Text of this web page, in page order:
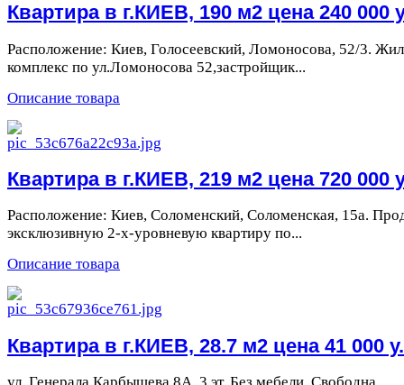
Квартира в г.КИЕВ, 190 м2 цена 240 000
Расположение: Киев, Голосеевский, Ломоносова, 52/3.
комплекс по ул.Ломоносова 52,застройщик...
Описание товара
Квартира в г.КИЕВ, 219 м2 цена 720 000
Расположение: Киев, Соломенский, Соломенская, 15а.
эксклюзивную 2-х-уровневую квартиру по...
Описание товара
Квартира в г.КИЕВ, 28.7 м2 цена 41 000